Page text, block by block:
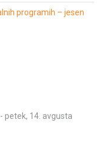
programih – jesen
- petek, 14. avgusta